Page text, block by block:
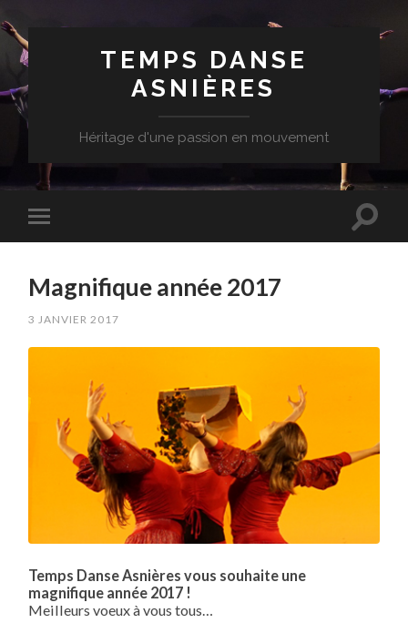
TEMPS DANSE
ASNIÈRES
Héritage d'une passion en mouvement
Magnifique année 2017
3 JANVIER 2017
Temps Danse Asnières vous souhaite une
magnifique année 2017 !
Meilleurs voeux à vous tous…